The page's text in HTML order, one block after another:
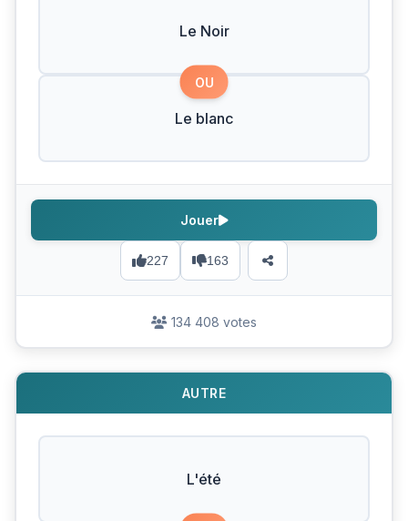
Le Noir
OU
Le blanc
227 163
Jouer
134 408 votes
AUTRE
L'été